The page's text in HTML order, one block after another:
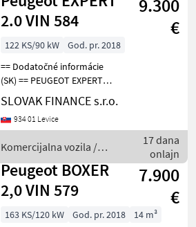
2.0 VIN 584
9.300
€
122 KS/90 kW
God. pr. 2018
== Dodatočné informácie
(SK) == PEUGEOT EXPERT
2.0 HDI L3H1 skriňová
dodávka r.v.10/2018, 182
920 km, EURO 6, 90kW, 1997
miesta na sed
SLOVAK FINANCE s.r.o.
934 01 Levice
Komercijalna vozila /
Peugeot
17 dana
onlajn
Peugeot BOXER
2,0 VIN 579
7.900
€
163 KS/120 kW God. pr. 2018
14 m³